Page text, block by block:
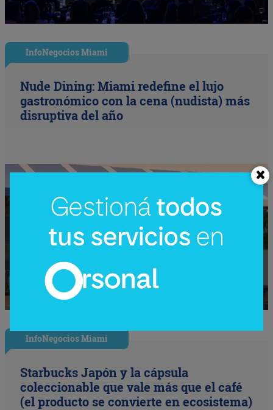
InfoNegocios Miami
Nude Dining: Miami redefine el lujo
gastronómico con la cena (nudista) más
disruptiva del año
InfoNegocios Miami
Starbucks Japón y la cápsula
coleccionable que vale más que el café
(el producto se convierte en ecosistema)